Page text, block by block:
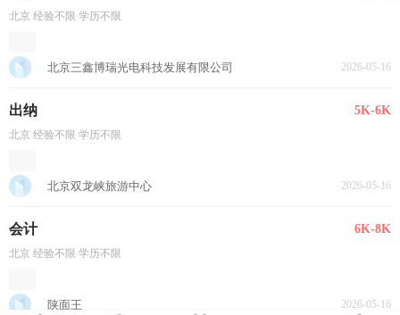
北京 经验不限 学历不限
北京三鑫博瑞光电科技发展有限公司 2026-05-16
出纳 5K-6K
北京 经验不限 学历不限
北京双龙峡旅游中心 2026-05-16
会计 6K-8K
北京 经验不限 学历不限
陕面王 2026-05-16